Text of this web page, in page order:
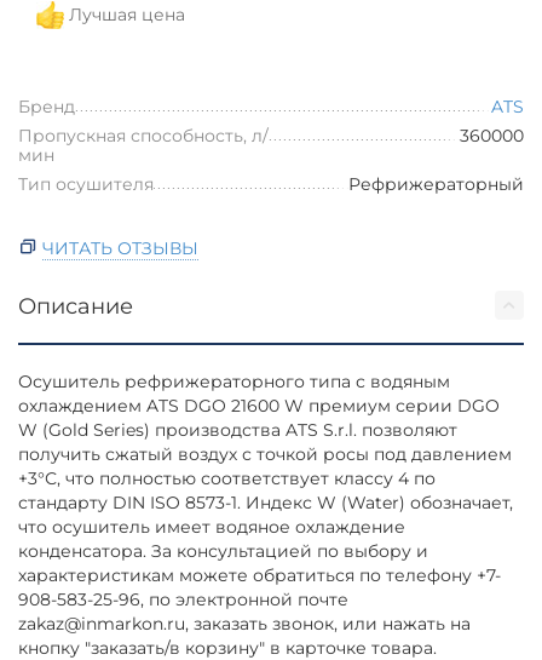
Лучшая цена
Бренд
ATS
Пропускная способность, л/
мин
360000
Тип осушителя Рефрижераторный
ЧИТАТЬ ОТЗЫВЫ
Описание
Осушитель рефрижераторного типа с водяным
охлаждением ATS DGO 21600 W премиум серии DGO
W (Gold Series) производства ATS S.r.l. позволяют
получить сжатый воздух с точкой росы под давлением
+3°С, что полностью соответствует классу 4 по
стандарту DIN ISO 8573-1. Индекс W (Water) обозначает,
что осушитель имеет водяное охлаждение
конденсатора. За консультацией по выбору и
характеристикам можете обратиться по телефону +7-
908-583-25-96, по электронной почте
zakaz@inmarkon.ru, заказать звонок, или нажать на
кнопку "заказать/в корзину" в карточке товара.